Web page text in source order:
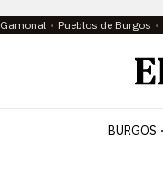
Gamonal Pueblos de Burgos
BURGOS